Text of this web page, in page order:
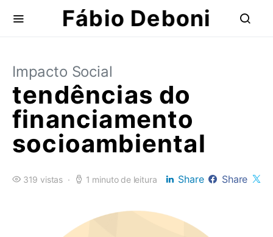
Fábio Deboni
Impacto Social
tendências do
financiamento
socioambiental
319 vistas 1 minuto de leitura Share Share